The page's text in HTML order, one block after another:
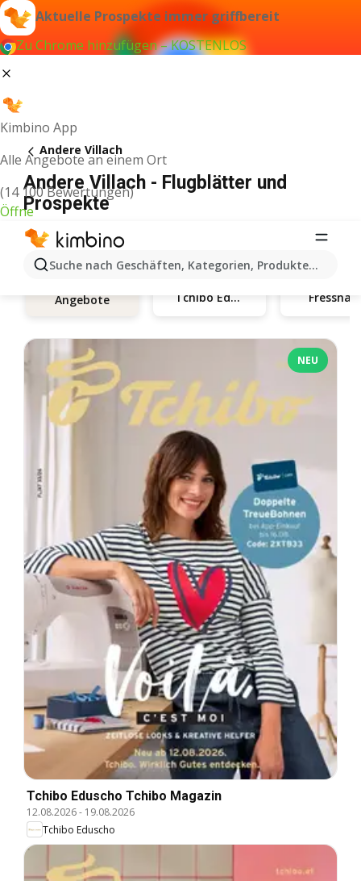
Aktuelle Prospekte immer griffbereit
Zu Chrome hinzufügen – KOSTENLOS
Kimbino App
Alle Angebote an einem Ort
(14 100 Bewertungen)
Öffne
Suche nach Geschäften, Kategorien, Produkten...
Andere Villach
Andere Villach - Flugblätter und
Prospekte
Angebote Tchibo Eduscho
NEU
Tchibo Eduscho Tchibo Magazin
12.08.2026- 19.08.2026
Tchibo Eduscho